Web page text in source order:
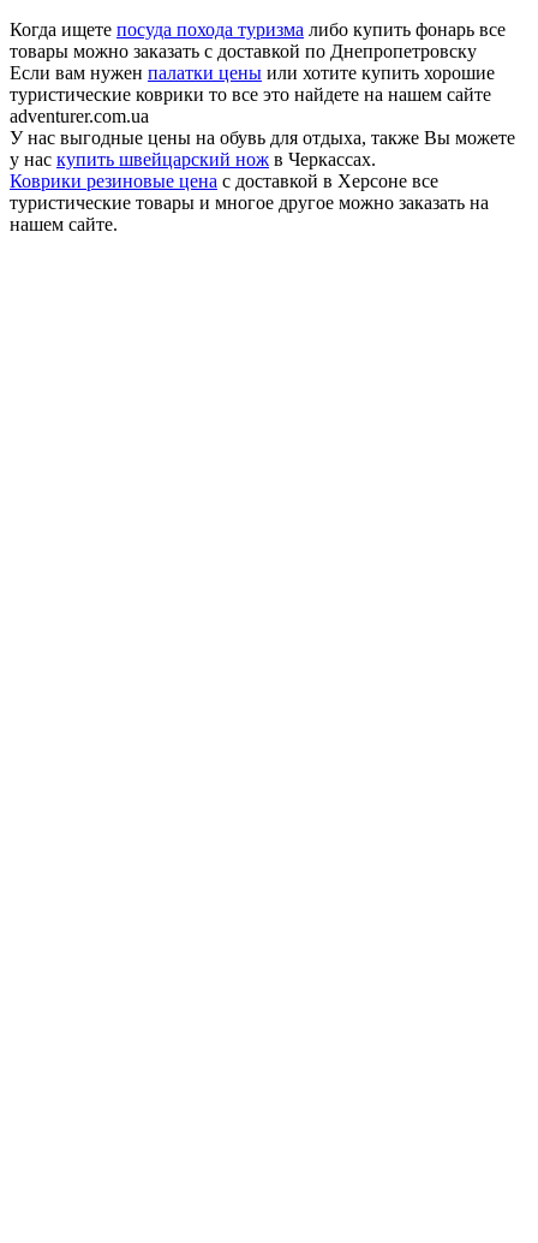
Когда ищете посуда похода туризма либо купить фонарь все
товары можно заказать с доставкой по Днепропетровску
Если вам нужен палатки цены или хотите купить хорошие
туристические коврики то все это найдете на нашем сайте
adventurer.com.ua
У нас выгодные цены на обувь для отдыха, также Вы можете
у нас купить швейцарский нож в Черкассах.
Коврики резиновые цена с доставкой в Херсоне все
туристические товары и многое другое можно заказать на
нашем сайте.